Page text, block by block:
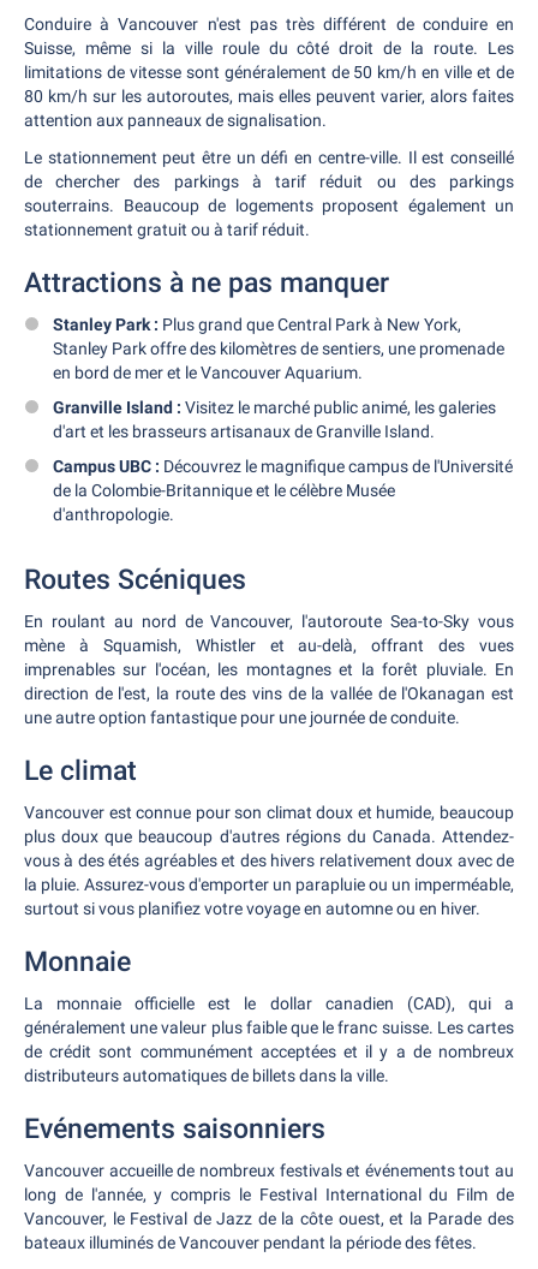
Conduire à Vancouver n'est pas très différent de conduire en
Suisse, même si la ville roule du côté droit de la route. Les
limitations de vitesse sont généralement de 50 km/h en ville et de
80 km/h sur les autoroutes, mais elles peuvent varier, alors faites
attention aux panneaux de signalisation.
Le stationnement peut être un défi en centre-ville. Il est conseillé
de chercher des parkings à tarif réduit ou des parkings
souterrains. Beaucoup de logements proposent également un
stationnement gratuit ou à tarif réduit.
Attractions à ne pas manquer
Stanley Park : Plus grand que Central Park à New York,
Stanley Park offre des kilomètres de sentiers, une promenade
en bord de mer et le Vancouver Aquarium.
Granville Island : Visitez le marché public animé, les galeries
d'art et les brasseurs artisanaux de Granville Island.
Campus UBC : Découvrez le magnifique campus de l'Université
de la Colombie-Britannique et le célèbre Musée
d'anthropologie.
Routes Scéniques
En roulant au nord de Vancouver, l'autoroute Sea-to-Sky vous
mène à Squamish, Whistler et au-delà, offrant des vues
imprenables sur l'océan, les montagnes et la forêt pluviale. En
direction de l'est, la route des vins de la vallée de l'Okanagan est
une autre option fantastique pour une journée de conduite.
Le climat
Vancouver est connue pour son climat doux et humide, beaucoup
plus doux que beaucoup d'autres régions du Canada. Attendez-
vous à des étés agréables et des hivers relativement doux avec de
la pluie. Assurez-vous d'emporter un parapluie ou un imperméable,
surtout si vous planifiez votre voyage en automne ou en hiver.
Monnaie
La monnaie officielle est le dollar canadien (CAD), qui a
généralement une valeur plus faible que le franc suisse. Les cartes
de crédit sont communément acceptées et il y a de nombreux
distributeurs automatiques de billets dans la ville.
Evénements saisonniers
Vancouver accueille de nombreux festivals et événements tout au
long de l'année, y compris le Festival International du Film de
Vancouver, le Festival de Jazz de la côte ouest, et la Parade des
bateaux illuminés de Vancouver pendant la période des fêtes.